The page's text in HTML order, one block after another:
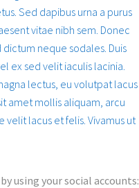
Sed dapibus urna a purus
vitae nibh sem. Donec
neque sodales. Duis
ex sed velit iaculis lacinia.
lectus, eu volutpat lacus
amet mollis aliquam, arcu
lacus et felis. Vivamus ut
using your social accounts: